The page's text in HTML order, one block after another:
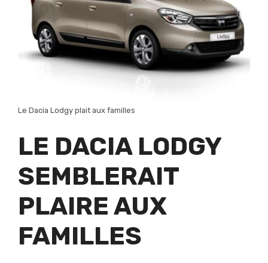
Le Dacia Lodgy plait aux familles
LE DACIA LODGY
SEMBLERAIT
PLAIRE AUX
FAMILLES